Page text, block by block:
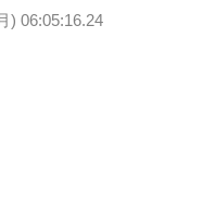
) 06:05:16.24